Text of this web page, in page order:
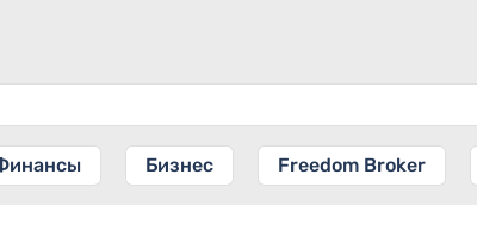
Бизнес Freedom Broker